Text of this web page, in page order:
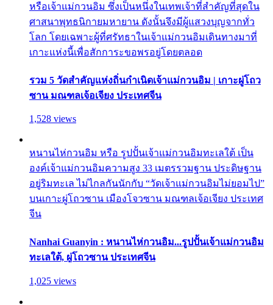
หรือเจ้าแม่กวนอิม ซึ่งเป็นหนึ่งในเทพเจ้าที่สำคัญที่สุดใน
ศาสนาพุทธนิกายมหายาน ดังนั้นจึงมีผู้แสวงบุญจากทั่ว
โลก โดยเฉพาะผู้ที่ศรัทธาในเจ้าแม่กวนอิมเดินทางมาที่
เกาะแห่งนี้เพื่อสักการะขอพรอยู่โดยตลอด
รวม 5 วัดสำคัญแห่งถิ่นกำเนิดเจ้าแม่กวนอิม | เกาะผู่โถว
ซาน มณฑลเจ้อเจียง ประเทศจีน
1,528 views
หนานไห่กวนอิม หรือ รูปปั้นเจ้าแม่กวนอิมทะเลใต้ เป็น
องค์เจ้าแม่กวนอิมความสูง 33 เมตรรวมฐาน ประดิษฐาน
อยู่ริมทะเล ไม่ไกลกันนักกับ “วัดเจ้าแม่กวนอิมไม่ยอมไป”
บนเกาะผู่โถวซาน เมืองโจวซาน มณฑลเจ้อเจียง ประเทศ
จีน
Nanhai Guanyin : หนานไห่กวนอิม...รูปปั้นเจ้าแม่กวนอิม
ทะเลใต้, ผู่โถวซาน ประเทศจีน
1,025 views